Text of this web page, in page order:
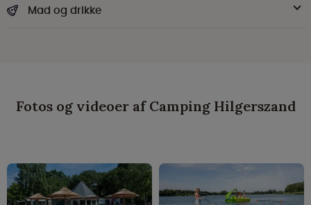
Mad og drikke
Fotos og videoer af Camping Hilgerszand